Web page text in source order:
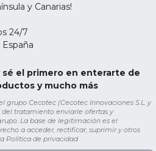
y Canarias!
24/7
el primero en enterarte de
y mucho más
grupo Cecotec (Cecotec Innovaciones S.L. y
del tratamiento enviarle ofertas y
La base de legitimación es el
a acceder, rectificar, suprimir y otros
Política de privacidad